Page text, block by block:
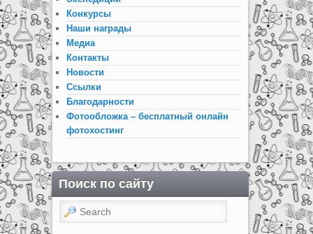
Конкурсы
Наши награды
Медиа
Контакты
Новости
Ссылки
Благодарности
Фотообложка – бесплатный онлайн
фотохостинг
Поиск по сайту
Search